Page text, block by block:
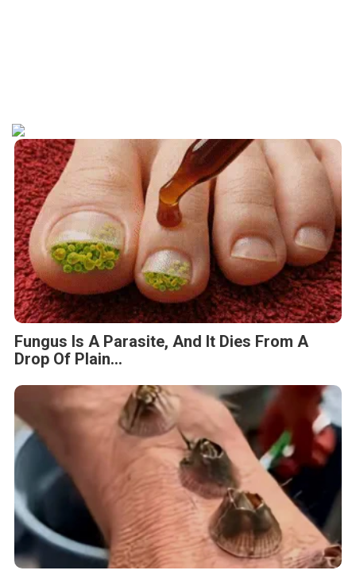
Fungus Is A Parasite, And It Dies From A
Drop Of Plain...